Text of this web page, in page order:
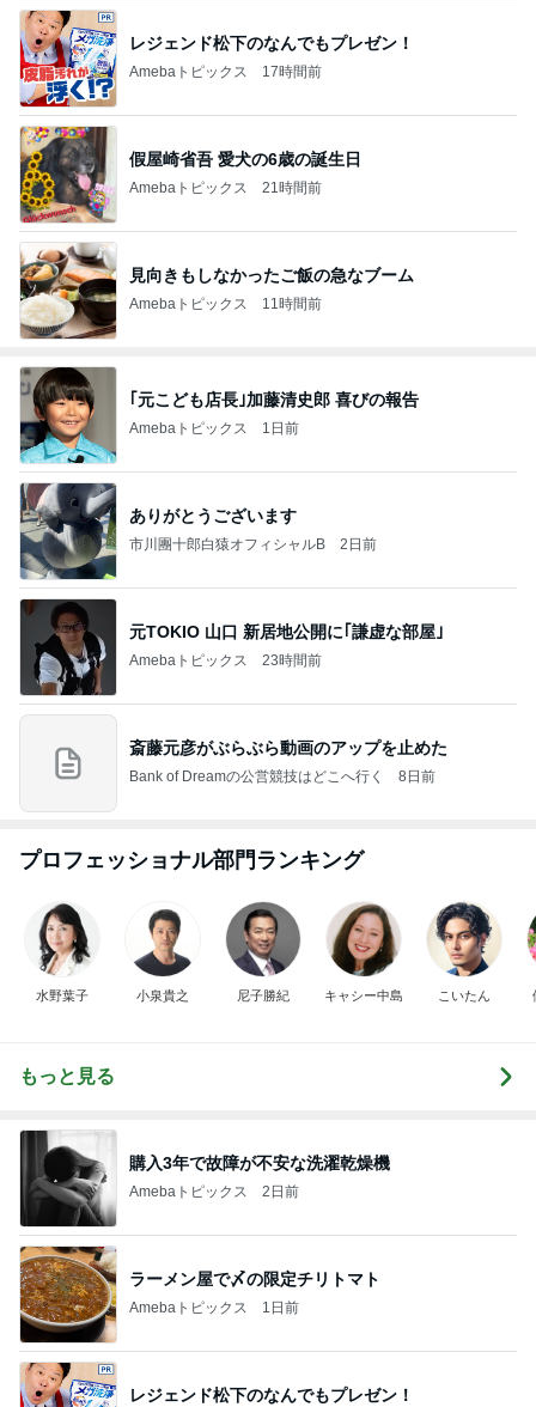
レジェンド松下のなんでもプレゼン！
Amebaトピックス 17時間前
假屋崎省吾 愛犬の6歳の誕生日
Amebaトピックス 21時間前
見向きもしなかったご飯の急なブーム
Amebaトピックス 11時間前
｢元こども店長｣加藤清史郎 喜びの報告
Amebaトピックス 1日前
ありがとうございます
市川團十郎白猿オフィシャルB 2日前
元TOKIO 山口 新居地公開に｢謙虚な部屋｣
Amebaトピックス 23時間前
斎藤元彦がぶらぶら動画のアップを止めた
Bank of Dreamの公営競技はどこへ行く 8日前
プロフェッショナル部門ランキング
水野葉子 小泉貴之 尼子勝紀 キャシー中島 こいたん
もっと見る
購入3年で故障が不安な洗濯乾燥機
Amebaトピックス 2日前
ラーメン屋で〆の限定チリトマト
Amebaトピックス 1日前
レジェンド松下のなんでもプレゼン！